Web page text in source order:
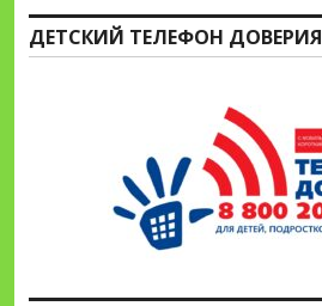
ДЕТСКИЙ ТЕЛЕФОН ДОВЕРИЯ